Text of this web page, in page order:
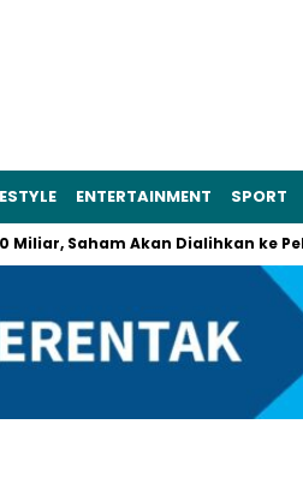
ENTERTAINMENT SPORT
Saham Akan Dialihkan ke Pekerja